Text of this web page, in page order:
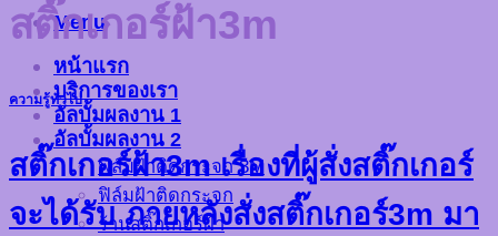
Menu
หน้าแรก
บริการของเรา
อัลบั้มผลงาน 1
อัลบั้มผลงาน 2
ฟิล์มฝ้าติดกระจก 3M
ฟิล์มฝ้าติดกระจก
ร้านสติ๊กเกอร์ฝ้า
สติ๊กเกอร์ฝ้า3m
ความรู้ทั่วไป
สติ๊กเกอร์ฝ้า3m เรื่องที่ผู้สั่งสติ๊กเกอร์
จะได้รับ ภายหลังสั่งสติ๊กเกอร์3m มา